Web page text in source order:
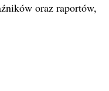
oraz raportów,